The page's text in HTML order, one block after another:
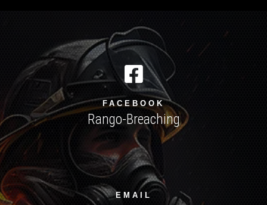

FACEBOOK
Rango-Breaching
EMAIL